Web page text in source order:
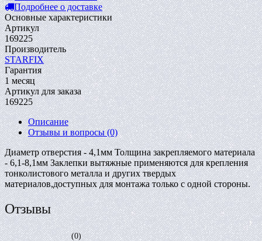
Подробнее о доставке
Основные характеристики
Артикул
169225
Производитель
STARFIX
Гарантия
1 месяц
Артикул для заказа
169225
Описание
Отзывы и вопросы(0)
Диаметр отверстия - 4,1мм Толщина закрепляемого материала
- 6,1-8,1мм Заклепки вытяжные применяются для крепления
тонколистового металла и других твердых
материалов,доступных для монтажа только с одной стороны.
Отзывы
(0)